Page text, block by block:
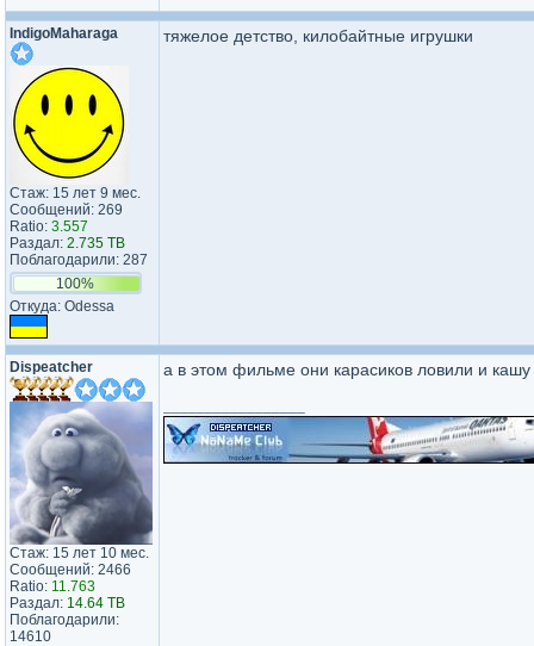
IndigoMaharaga
Стаж: 15 лет 9 мес.
Сообщений: 269
Ratio: 3.557
Раздал: 2.735 TB
Поблагодарили: 287
100%
Откуда: Odessa
тяжелое детство, килобайтные игрушки
Dispeatcher
Стаж: 15 лет 10 мес.
Сообщений: 2466
Ratio: 11.763
Раздал: 14.64 TB
Поблагодарили:
14610
а в этом фильме они карасиков ловили и